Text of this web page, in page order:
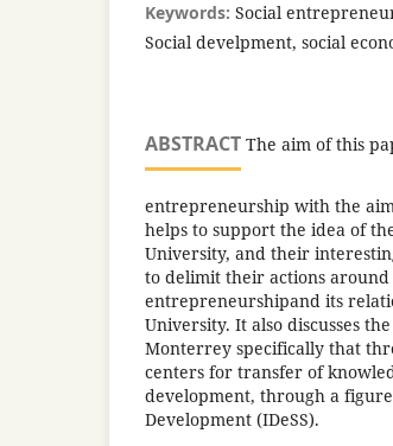
Keywords: Social
Social develpment, social
ABSTRACT The aim of this
entrepreneurship with the
helps to support the idea of
University, and their
to delimit their actions around
entrepreneurshipand its
University. It also discusses
Monterrey specifically that
centers for transfer of
development, through a
Development (IDeSS).